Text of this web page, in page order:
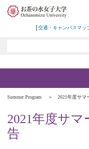
交通・キャンパスマッ
Summer Program 2021年度サマ
2021年度サ
告